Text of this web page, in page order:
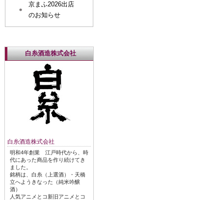
京まふ2026出店
のお知らせ
白糸酒造株式会社
白糸酒造株式会社
明和4年創業 江戸時代から、時
代にあった商品を作り続けてき
ました。
銘柄は、白糸（上選酒）・天橋
立へようきなった（純米吟醸
酒）
人気アニメとコ新旧アニメとコ